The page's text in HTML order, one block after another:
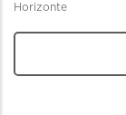
Horizonte